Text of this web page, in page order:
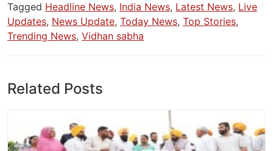
Tagged Headline News, India News, Latest News, Live
Updates, News Update, Today News, Top Stories,
Trending News, Vidhan sabha
Related Posts